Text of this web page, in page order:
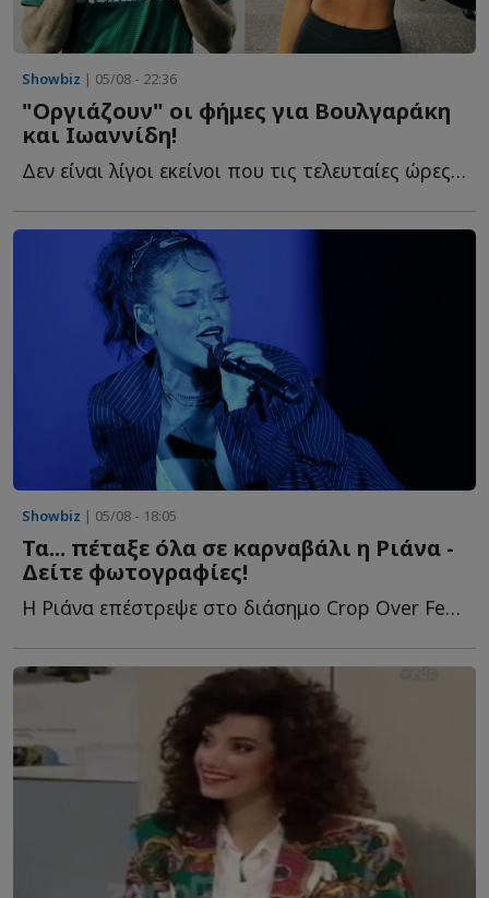
Showbiz | 05/08 - 22:36
"Οργιάζουν" οι φήμες για Βουλγαράκη
και Ιωαννίδη!
Δεν είναι λίγοι εκείνοι που τις τελευταίες ώρες αναρωτιούνται τ...
Showbiz | 05/08 - 18:05
Τα... πέταξε όλα σε καρναβάλι η Ριάνα -
Δείτε φωτογραφίες!
Η Ριάνα επέστρεψε στο διάσημο Crop Over Festival στα Μπαρμπάντος κ...